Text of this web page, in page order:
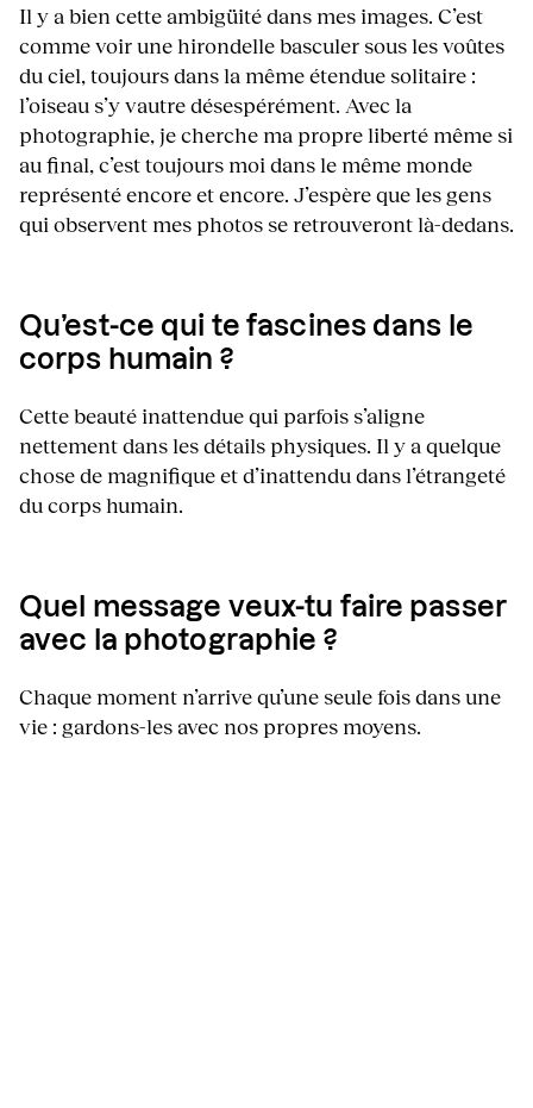
Il y a bien cette ambigüité dans mes images. C’est
comme voir une hirondelle basculer sous les voûtes
du ciel, toujours dans la même étendue solitaire :
l’oiseau s’y vautre désespérément. Avec la
photographie, je cherche ma propre liberté même si
au final, c’est toujours moi dans le même monde
représenté encore et encore. J’espère que les gens
qui observent mes photos se retrouveront là-dedans.
Qu’est-ce qui te fascines dans le
corps humain ?
Cette beauté inattendue qui parfois s’aligne
nettement dans les détails physiques. Il y a quelque
chose de magnifique et d’inattendu dans l’étrangeté
du corps humain.
Quel message veux-tu faire passer
avec la photographie ?
Chaque moment n’arrive qu’une seule fois dans une
vie : gardons-les avec nos propres moyens.